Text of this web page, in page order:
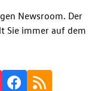
Newsroom. Der
Sie immer auf dem